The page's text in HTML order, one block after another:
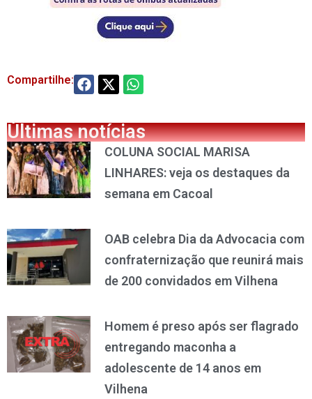
Compartilhe:
Últimas notícias
COLUNA SOCIAL MARISA
LINHARES: veja os destaques da
semana em Cacoal
OAB celebra Dia da Advocacia com
confraternização que reunirá mais
de 200 convidados em Vilhena
Homem é preso após ser flagrado
entregando maconha a
adolescente de 14 anos em
Vilhena